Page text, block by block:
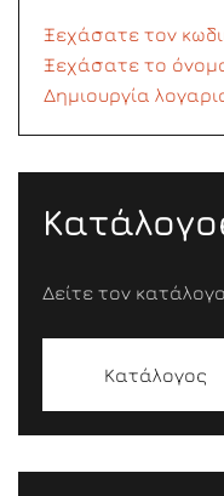
Ξεχάσατε τον
Ξεχάσατε το
Δημιουργία
Δείτε τον
Κατάλογος